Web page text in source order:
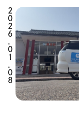
2
0
2
6
.
0
1
.
0
8